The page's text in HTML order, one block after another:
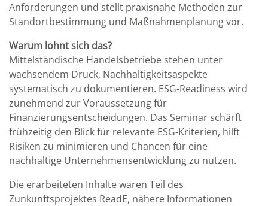
Anforderungen und stellt praxisnahe Methoden zur
Standortbestimmung und Maßnahmenplanung vor.
Warum lohnt sich das?
Mittelständische Handelsbetriebe stehen unter
wachsendem Druck, Nachhaltigkeitsaspekte
systematisch zu dokumentieren. ESG-Readiness wird
zunehmend zur Voraussetzung für
Finanzierungsentscheidungen. Das Seminar schärft
frühzeitig den Blick für relevante ESG-Kriterien, hilft
Risiken zu minimieren und Chancen für eine
nachhaltige Unternehmensentwicklung zu nutzen.
Die erarbeiteten Inhalte waren Teil des
Zunkunftsprojektes ReadE, nähere Informationen